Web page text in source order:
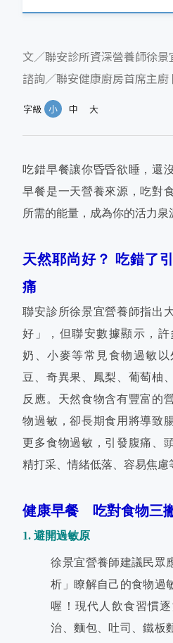
文／聯安診所資深營養師徐景
諮詢／聯安健康廚房首席主廚
字級 小 中 大
吃錯早餐讓你昏昏欲睡，還
早餐是一天營養來源，吃對
所需的能量，成為你的活力泉
天然耶尚好？ 吃錯了
痛
聯安診所徐景宜營養師指出
好」，但聯安數據顯示，
奶、小麥等常見食物過敏
豆、奇異果、鳳梨、葡萄柚
反應。天然食物含有豐富的
物過敏，卻長期食用將導致
更多食物過敏，引發腹痛、
精打采、情緒低落、容易焦慮
健康早餐 吃對食物三
1. 避開過敏原
徐景宜營養師建議民眾
析」瞭解自己的食物過
喔！現代人飲食習慣
治、麵包、吐司、鐵板